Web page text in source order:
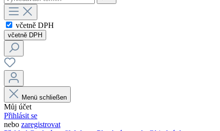
včetně DPH
včetně DPH
Menü schließen
Můj účet
Přihlásit se
nebo zaregistrovat